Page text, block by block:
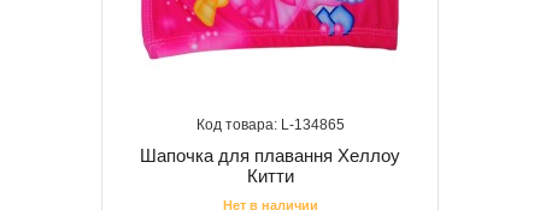
134865
Шапочка для плавання Хеллоу
Китти